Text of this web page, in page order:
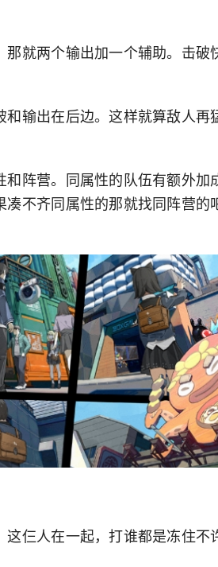
就两个输出加一个辅助。击破
输出在后边。这样就算敌人再
阵营。同属性的队伍有额外加
不齐同属性的那就找同阵营的
仨人在一起，打谁都是冻住不